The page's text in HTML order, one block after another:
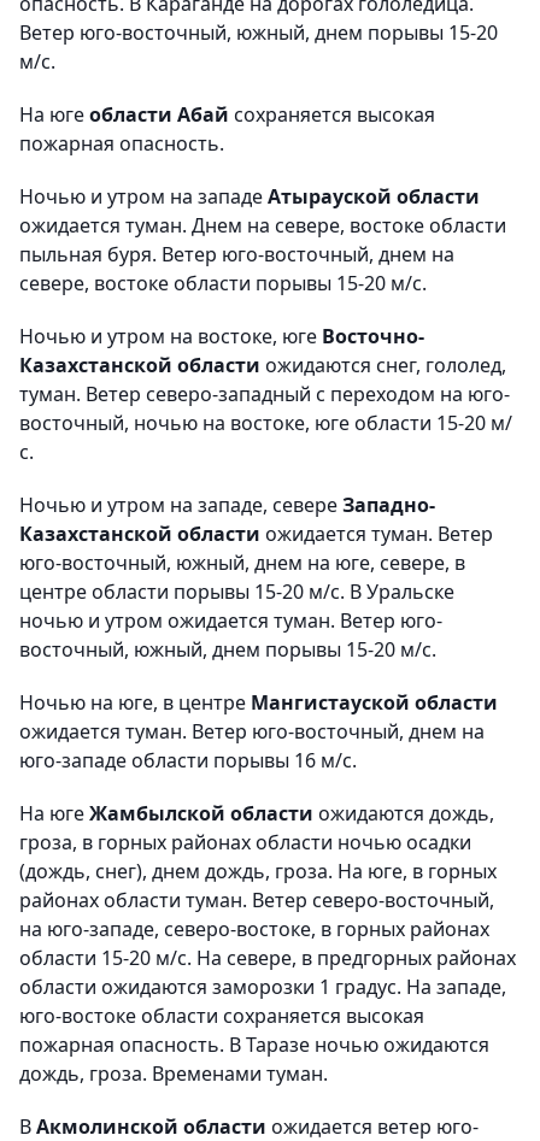
Ветер юго-восточный, южный, днем порывы 15-20
м/с.
На югеобласти Абай сохраняется высокая
пожарная опасность.
Ночью и утром на западеАтырауской области
ожидается туман. Днем на севере, востоке области
пыльная буря. Ветер юго-восточный, днем на
севере, востоке области порывы 15-20 м/с.
Ночью и утром на востоке, юге Восточно-
Казахстанской области ожидаются снег, гололед,
туман. Ветер северо-западный с переходом на юго-
восточный, ночью на востоке, юге области 15-20 м/
с.
Ночью и утром на западе, севереЗападно-
Казахстанской области ожидается туман. Ветер
юго-восточный, южный, днем на юге, севере, в
центре области порывы 15-20 м/с. В Уральске
ночью и утром ожидается туман. Ветер юго-
восточный, южный, днем порывы 15-20 м/с.
Ночью на юге, в центре Мангистауской области
ожидается туман. Ветер юго-восточный, днем на
юго-западе области порывы 16 м/с.
На югеЖамбылской области ожидаются дождь,
гроза, в горных районах области ночью осадки
(дождь, снег), днем дождь, гроза. На юге, в горных
районах области туман. Ветер северо-восточный,
на юго-западе, северо-востоке, в горных районах
области 15-20 м/с. На севере, в предгорных районах
области ожидаются заморозки 1 градус. На западе,
юго-востоке области сохраняется высокая
пожарная опасность. В Таразе ночью ожидаются
дождь, гроза. Временами туман.
ВАкмолинской области ожидается ветер юго-